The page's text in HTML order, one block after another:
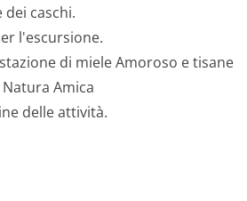
dei caschi.
l'escursione.
di miele Amoroso e tisane
Amica
delle attività.